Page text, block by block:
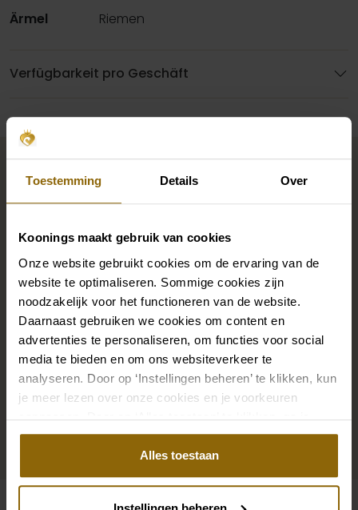
Toestemming Details Over
Koonings maakt gebruik van cookies
Onze website gebruikt cookies om de ervaring van de
website te optimaliseren. Sommige cookies zijn
noodzakelijk voor het functioneren van de website.
Daarnaast gebruiken we cookies om content en
advertenties te personaliseren, om functies voor social
media te bieden en om ons websiteverkeer te
analyseren. Door op ‘Instellingen beheren’ te klikken, kun
je meer lezen over onze cookies en je voorkeuren
aanpassen. Door op ‘Alles toestaan’ te klikken, ga je
akkoord met het gebruik van alle cookies.
Alles toestaan
Ärmel
Riemen
Verfügbarkeit pro Geschäft
Vervollständigen Sie Ihren
Brautlook
Die perfekten Brautschuhe unter deinem
Hochzeitskleid, aber auch Ketten, Armbänder und
Ohrringe, die genau zu deinem Brautkleid passen, oder
ein wunderschöner Schleier, Haarband oder
Haarnadel für deine Brautfrisur: Dein Brautlook ist erst
mit passenden Accessoires komplett. In unserem
großen Accessoire-Shop mit Accessoires für Braut
und Bräutigam findest du die perfekte Ergänzung zu
deinem Kleid oder Hochzeitsanzug.
Zu den Accessoires